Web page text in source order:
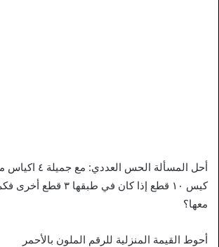
أحل المسألة الحس
كيس ١٠ قطع إذا كان في
معها؟
أحوط القيمة المنزلية للرقم الملون بالأحمر